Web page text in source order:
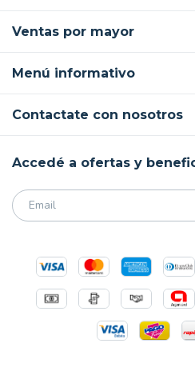
Ventas por mayor
Menú informativo
Contactate con nosotros
Accedé a ofertas y